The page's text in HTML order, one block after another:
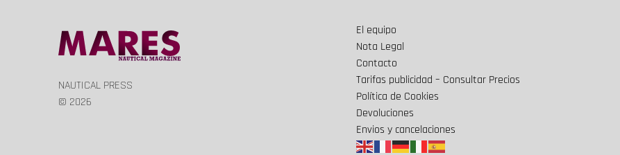
entradas
NAUTICAL PRESS
© 2026
El equipo
Nota Legal
Contacto
Tarifas publicidad – Consultar Precios
Política de Cookies
Devoluciones
Envios y cancelaciones